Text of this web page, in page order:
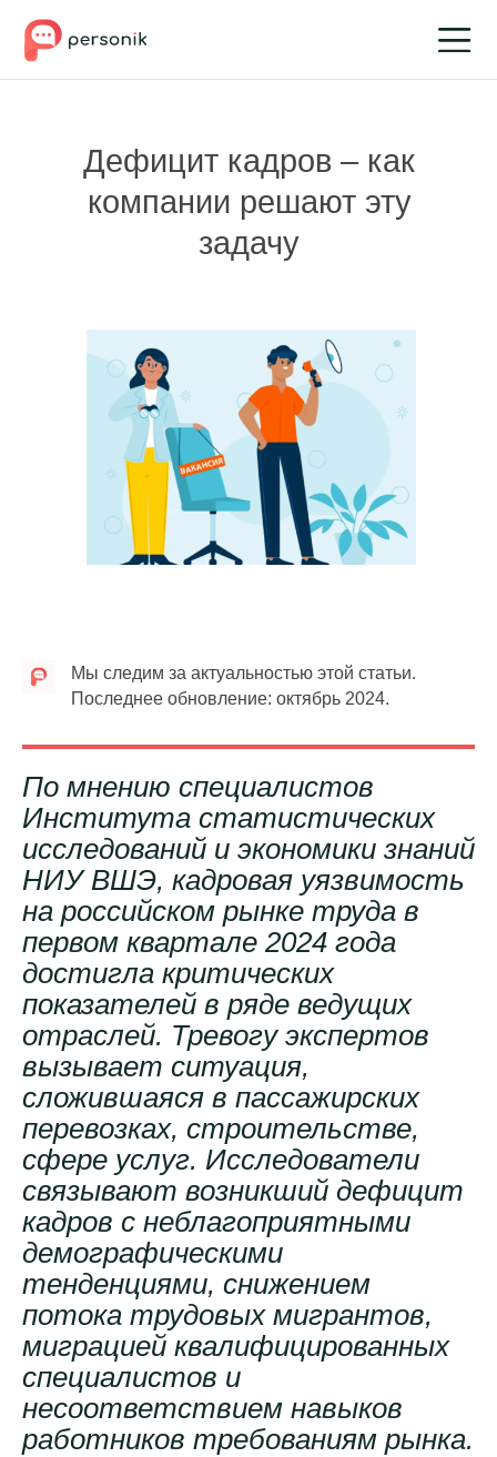
Дефицит кадров – как
компании решают эту
задачу
Мы следим за актуальностью этой статьи.
Последнее обновление: октябрь 2024.
По мнению специалистов
Института статистических
исследований и экономики знаний
НИУ ВШЭ, кадровая уязвимость
на российском рынке труда в
первом квартале 2024 года
достигла критических
показателей в ряде ведущих
отраслей. Тревогу экспертов
вызывает ситуация,
сложившаяся в пассажирских
перевозках, строительстве,
сфере услуг. Исследователи
связывают возникший дефицит
кадров с неблагоприятными
демографическими
тенденциями, снижением
потока трудовых мигрантов,
миграцией квалифицированных
специалистов и
несоответствием навыков
работников требованиям рынка.